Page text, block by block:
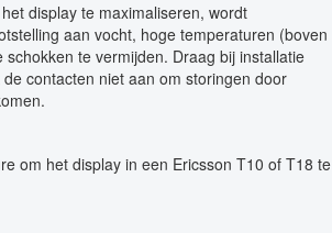
display te maximaliseren, wordt
aan vocht, hoge temperaturen (boven
schokken te vermijden. Draag bij installatie
contacten niet aan om storingen door
om het display in een Ericsson T10 of T18 te